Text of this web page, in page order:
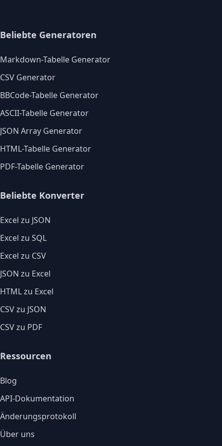
Beliebte Generatoren
Markdown-Tabelle Generator
CSV Generator
BBCode-Tabelle Generator
ASCII-Tabelle Generator
JSON Array Generator
HTML-Tabelle Generator
PDF-Tabelle Generator
Beliebte Konverter
Excel zu JSON
Excel zu SQL
Excel zu CSV
JSON zu Excel
HTML zu Excel
CSV zu JSON
CSV zu PDF
Ressourcen
Blog
API-Dokumentation
Änderungsprotokoll
Über uns